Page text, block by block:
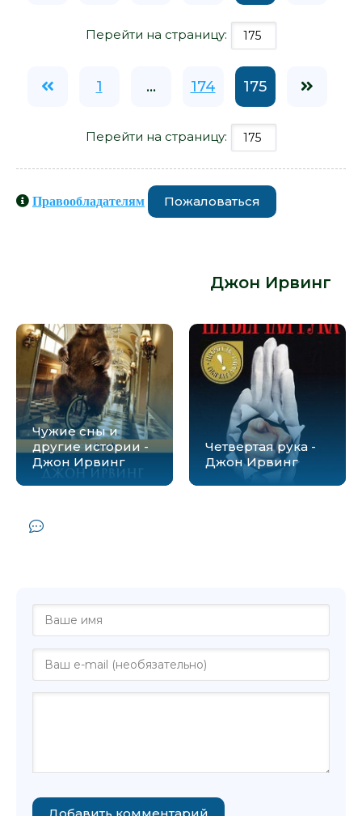
Перейти на страницу:
1 ... 174 175
Перейти на страницу:
Правообладателям Пожаловаться
Джон Ирвинг
Чужие сны и
другие истории -
Джон Ирвинг
Четвертая рука -
Джон Ирвинг